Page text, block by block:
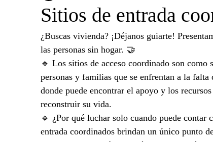
Sitios de entrada
¿Buscas vivienda? ¡Déjanos guiarte!
las personas sin hogar. 🤝
🔹 Los sitios de acceso coordinado son como
personas y familias que se enfrentan a la
donde puede encontrar el apoyo y los
reconstruir su vida.
🔹 ¿Por qué luchar solo cuando puede
entrada coordinados brindan un único punto